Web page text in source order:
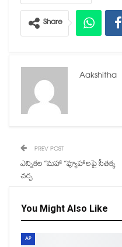
Share
Aakshitha
PREV POST
ఎన్నికల “మహా “వ్యూహాలపై సీతక్క
చర్చ
You Might Also Like
AP